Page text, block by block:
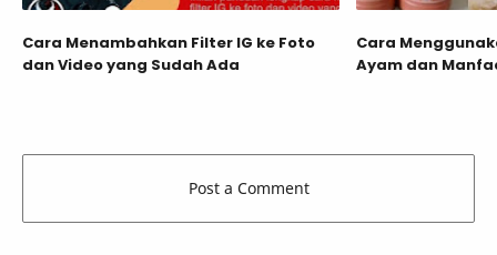
Cara Menambahkan Filter IG ke Foto
dan Video yang Sudah Ada
Cara
Ayam dan